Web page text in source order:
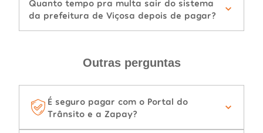
Quanto tempo pra multa sair do sistema
da prefeitura de Viçosa depois de pagar?
Outras perguntas
É seguro pagar com o Portal do
Trânsito e a Zapay?